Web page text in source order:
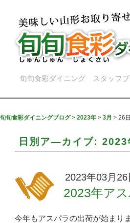
旬旬食彩ダイニング スタッフ
旬旬食彩ダイニングブログ> 2023年 > 3月 > 26日
日別ア―カイブ: 2023
2023年03月26
2023年ア
今年もアスパラの出荷が始まり